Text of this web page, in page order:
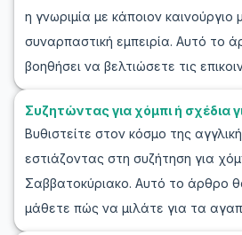
η γνωριμία με κάποιον καινούργιο
συναρπαστική εμπειρία. Αυτό το
βοηθήσει να βελτιώσετε τις
δεξιότητες στα Αγγλικά, με
για τη δημιουργία νέων
πώς να παρουσιάζετε σωστά τον
συμμετέχετε σε φυσικές
κάποιον. Μέσα από αυτό, μπορείτε
άνετοι όποτε χρειαστεί να
Συζητώντας για χόμπι ή σχέδια
Βυθιστείτε στον κόσμο της
εστιάζοντας στη συζήτηση για
Σαββατοκύριακο. Αυτό το άρθρο
μάθετε πώς να μιλάτε για τα